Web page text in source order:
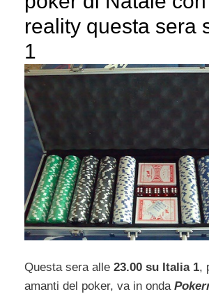
reality questa sera
1
Questa sera alle 23.00 su Italia 1,
amanti del poker, va in onda